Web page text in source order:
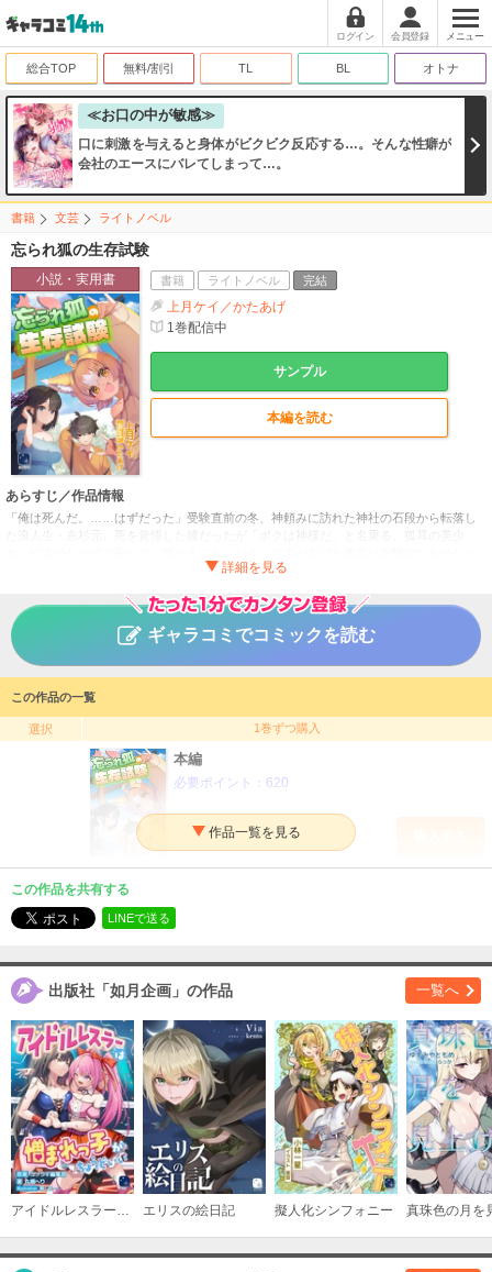
ログイン 会員登録 メニュー
総合TOP 無料/割引 TL BL オトナ
≪お口の中が敏感≫
口に刺激を与えると身体がビクビク反応する…。そんな性癖が
会社のエースにバレてしまって…。
書籍 文芸 ライトノベル
忘られ狐の生存試験
書籍 ライトノベル 完結
上月ケイ／かたあげ
1巻配信中
サンプル
本編を読む
小説・実用書
あらすじ／作品情報
「俺は死んだ。……はずだった」受験直前の冬、神頼みに訪れた神社の石段から転落し
た。元の命は、彼女の神力によって無理やり「死の淵」に留められているだけ。 彼が生
う一つは、街を騒がせる怪事件『眠り姫事件』を解決すること。最強にして最恐のブラ
コン妹・冴夏や、謎多き情報屋・ファイとの危険な駆け引き。そして、事件の裏に見え
隠れする不穏な噂。 調査が進むにつれ、元は忘れていた自身の過去とも向き合うことに
なる。「ボクと元は運命共同体なんだから」自称神様の狐少女と、死にかけの怠惰な浪
人生。 奇妙な共同生活の中で育まれる絆と、過去から続く切ない因縁。 果たして元は事
件を解決し、本当の意味で「生きる」ことができるのか――？
タイトル
上月ケイ／かたあげ
文芸／
ギャラコミでコミックを読む
この作品の一覧
選択 1巻ずつ購入
本編
必要ポイント： 620
この作品を共有する
LINEで送る
出版社「如月企画」の作品 一覧へ
エリスの絵日記 擬人化シンフォニー